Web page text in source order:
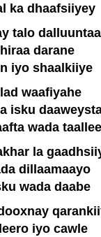
ka dhaafsiiyey
talo
darane
iyo shaalkiiye
waafiyahe
isku
wada taallee
la
dillaamaayo
wada daabe
iyo cawle